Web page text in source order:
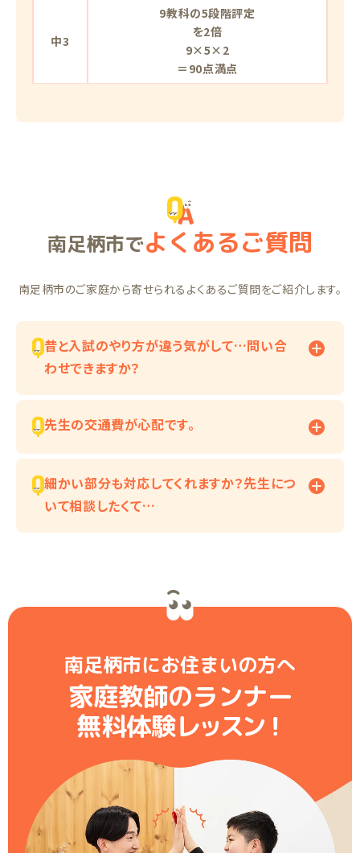
中3
9教科の5段階評定
を2倍
9×5×2
＝90点満点
南足柄市でよくあるご質問
南足柄市のご家庭から寄せられるよくあるご質問をご紹介します。
昔と入試のやり方が違う気がして…問い合
わせできますか？
先生の交通費が心配です。
細かい部分も対応してくれますか？先生につ
いて相談したくて…
南足柄市にお住まいの方へ
家庭教師のランナー
無料体験レッスン！